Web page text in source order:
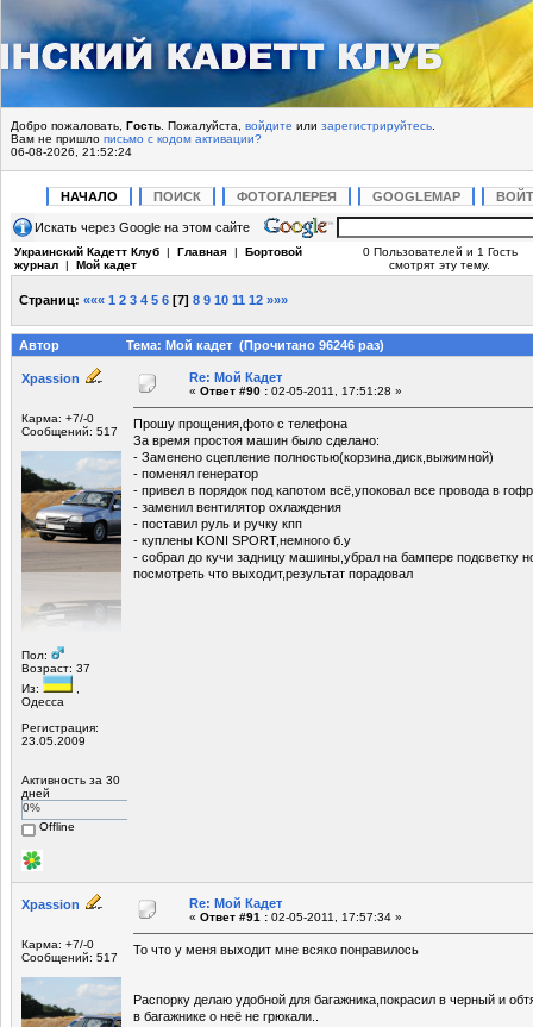
Добро пожаловать, Гость . Пожалуйста, войдите или зарегистрируйтесь
Вам не пришло письмо с кодом активации?
06-08-2026, 21:52:24
НАЧАЛО ПОИСК ФОТОГАЛЕРЕЯ GOOGLEMAP
Искать через Google на этом сайте
Украинский Кадетт Клуб | Главная | Бортовой
журнал | Мой кадет
0 Пользователей и 1 Гость
смотрят эту тему.
Страниц: ««« 1 2 3 4 5 6 [7] 8 9 10 11 12 »»»
Автор Тема: Мой кадет (Прочитано 96246 раз)
Xpassion
Карма: +7/-0
Сообщений: 517
Пол:
Возраст: 37
Из:
Одесса
Регистрация:
23.05.2009
Активность за 30
дней
0%
Offline
Re: Мой Кадет
« Ответ #90 : 02-05-2011, 17:51:28 »
Прошу прощения,фото с телефона
За время простоя машин было сделано:
- Заменено сцепление полностью(корзина,диск,выжимной)
- поменял генератор
- привел в порядок под капотом всё,упоковал все провода в
- заменил вентилятор охлаждения
- поставил руль и ручку кпп
- куплены KONI SPORT,немного б.у
- собрал до кучи задницу машины,убрал на бампере подсветку
посмотреть что выходит,результат порадовал
Xpassion
Карма: +7/-0
Сообщений: 517
Re: Мой Кадет
« Ответ #91 : 02-05-2011, 17:57:34 »
То что у меня выходит мне всяко понравилось
Распорку делаю удобной для багажника,покрасил в черный и
в багажнике о неё не грюкали..